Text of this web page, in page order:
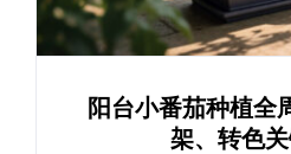
阳台小番茄种植全
架、转色